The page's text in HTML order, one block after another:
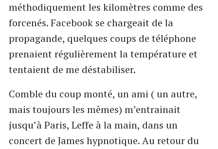
méthodiquement les kilomètres comme des
forcenés. Facebook se chargeait de la
propagande, quelques coups de téléphone
prenaient régulièrement la température et
tentaient de me déstabiliser.
Comble du coup monté, un ami ( un autre,
mais toujours les mêmes) m’entrainait
jusqu’à Paris, Leffe à la main, dans un
concert de James hypnotique. Au retour du